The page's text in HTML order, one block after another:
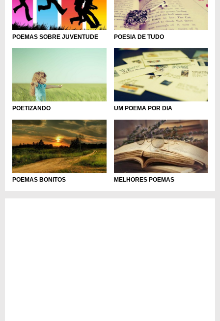
POEMAS SOBRE JUVENTUDE POESIA DE TUDO
POETIZANDO UM POEMA POR DIA
POEMAS BONITOS MELHORES POEMAS